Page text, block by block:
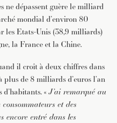
ne dépassent guère le milliard
mondial d’environ 80
les Etats-Unis (38,9 milliards)
la France et la Chine.
il croît à deux chiffres dans
plus de 8 milliards d’euros l’an
«J’ai remarqué au
et des
encore entré dans les
…